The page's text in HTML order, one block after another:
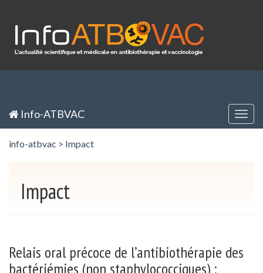
Info-ATBVAC
info-atbvac > Impact
Impact
Relais oral précoce de l’antibiothérapie des
bactériémies (non staphylococciques) :